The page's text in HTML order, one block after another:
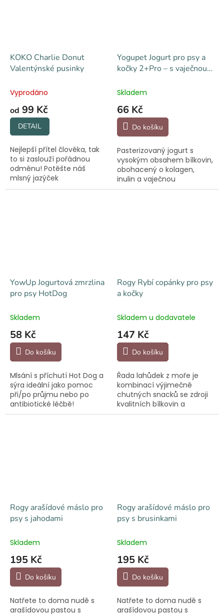
KOKO Charlie Donut
Valentýnské pusinky
Vyprodáno
od 99 Kč
DETAIL
Nejlepší přítel člověka, tak
to si zaslouží pořádnou
odměnu! Potěšte náš
mlsný jazýček
Valentýnskými pusinkami.
Yogupet Jogurt pro psy a
kočky 2+Pro – s vaječnou
Skladem
66 Kč
Do košíku
Pasterizovaný jogurt s
vysokým obsahem bílkovin,
obohacený o kolagen,
inulin a vaječnou
membránu. Podporuje
YowUp Jogurtová zmrzlina
pro psy HotDog
Skladem
58 Kč
Do košíku
Mlsání s příchutí Hot Dog a
sýra ideální jako pomoc
při/po průjmu nebo po
antibiotické léčbě!
Fermentovaná mňamka
Rogy Rybí copánky pro psy
a kočky
Skladem u dodavatele
147 Kč
Do košíku
Řada lahůdek z moře je
kombinací výjimečně
chutných snacků se zdroji
kvalitních bílkovin a
Omega-3,6,9 mastných
Rogy arašídové máslo pro
psy s jahodami
Skladem
195 Kč
Do košíku
Natřete to doma nudě s
arašídovou pastou s
Rogy arašídové máslo pro
psy s brusinkami
Skladem
195 Kč
Do košíku
Natřete to doma nudě s
arašídovou pastou s